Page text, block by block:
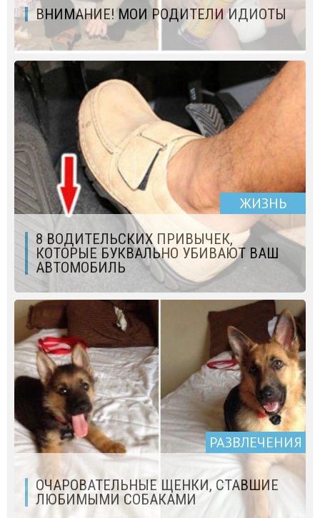
ВНИМАНИЕ! МОИ РОДИТЕЛИ ИДИОТЫ
ЖИЗНЬ
8 ВОДИТЕЛЬСКИХ ПРИВЫЧЕК,
КОТОРЫЕ БУКВАЛЬНО УБИВАЮТ ВАШ
АВТОМОБИЛЬ
РАЗВЛЕЧЕНИЯ
ОЧАРОВАТЕЛЬНЫЕ ЩЕНКИ, СТАВШИЕ
ЛЮБИМЫМИ СОБАКАМИ